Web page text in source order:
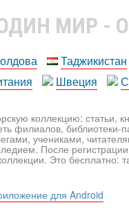
МИР -
Таджикистан
Швеция
коллекцию: статьи,
филиалов, библиотеки-
учениками,
После
Это бесплатно:
для Android